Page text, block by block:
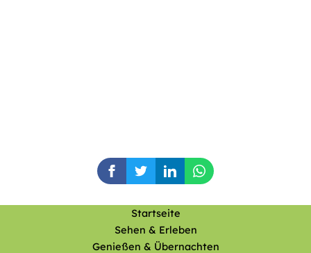
Startseite
Sehen & Erleben
Genießen & Übernachten